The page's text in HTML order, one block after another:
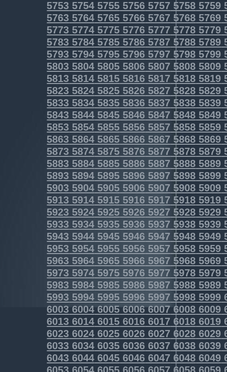
5753 5754 5755 5756 5757 5758 5759
5763 5764 5765 5766 5767 5768 5769
5773 5774 5775 5776 5777 5778 5779
5783 5784 5785 5786 5787 5788 5789
5793 5794 5795 5796 5797 5798 5799
5803 5804 5805 5806 5807 5808 5809
5813 5814 5815 5816 5817 5818 5819
5823 5824 5825 5826 5827 5828 5829
5833 5834 5835 5836 5837 5838 5839
5843 5844 5845 5846 5847 5848 5849
5853 5854 5855 5856 5857 5858 5859
5863 5864 5865 5866 5867 5868 5869
5873 5874 5875 5876 5877 5878 5879
5883 5884 5885 5886 5887 5888 5889
5893 5894 5895 5896 5897 5898 5899
5903 5904 5905 5906 5907 5908 5909
5913 5914 5915 5916 5917 5918 5919
5923 5924 5925 5926 5927 5928 5929
5933 5934 5935 5936 5937 5938 5939
5943 5944 5945 5946 5947 5948 5949
5953 5954 5955 5956 5957 5958 5959
5963 5964 5965 5966 5967 5968 5969
5973 5974 5975 5976 5977 5978 5979
5983 5984 5985 5986 5987 5988 5989
5993 5994 5995 5996 5997 5998 5999
6003 6004 600560066007 6008 6009
6013 6014 6015 6016 6017 6018 6019
6023 6024 6025 6026 6027 6028 6029
6033 6034 6035 6036 6037 6038 6039
6043 6044 6045 6046 6047 6048 6049